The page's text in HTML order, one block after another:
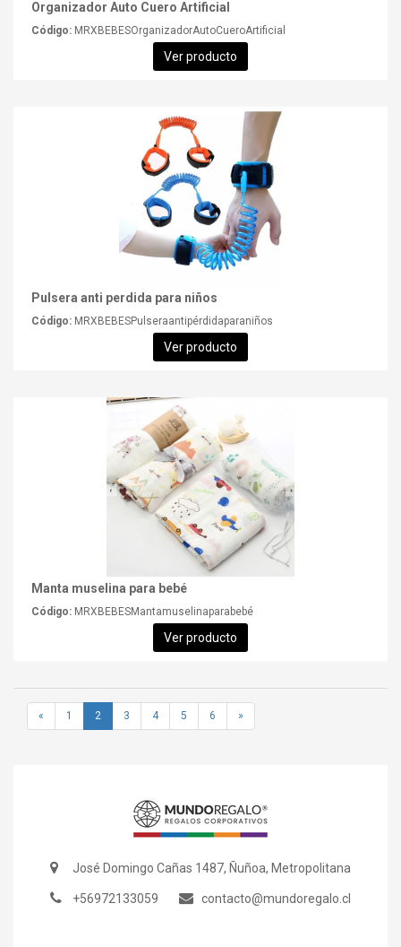
Organizador Auto Cuero Artificial
Código: MRXBEBESOrganizadorAutoCueroArtificial
Ver producto
Pulsera anti perdida para niños
Código: MRXBEBESPulseraantipérdidaparaniños
Ver producto
Manta muselina para bebé
Código: MRXBEBESMantamuselinaparabebé
Ver producto
« 1 2 3 4 5 6 »
José Domingo Cañas 1487, Ñuñoa, Metropolitana
+56972133059 contacto@mundoregalo.cl